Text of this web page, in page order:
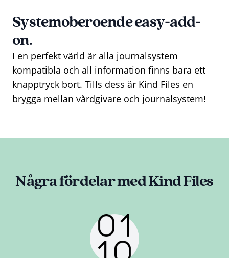
Systemoberoende easy-add-
on.
I en perfekt värld är alla journalsystem
kompatibla och all information finns bara ett
knapptryck bort. Tills dess är Kind Files en
brygga mellan vårdgivare och journalsystem!
Några fördelar med Kind Files